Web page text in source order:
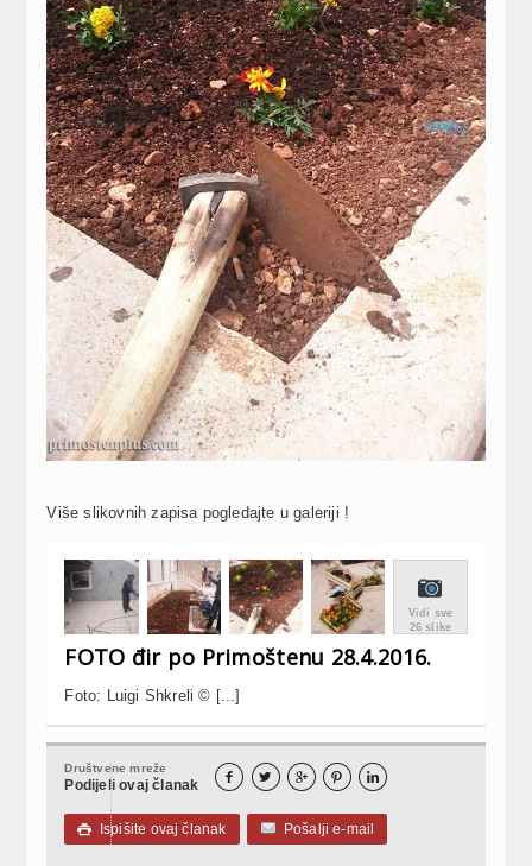
Više slikovnih zapisa pogledajte u galeriji !
Vidi sve
26 slike
FOTO đir po Primoštenu 28.4.2016.
Foto: Luigi Shkreli © [...]
Društvene mreže
Podijeli ovaj članak     
 Ispišite ovaj članak Pošalji e-mail